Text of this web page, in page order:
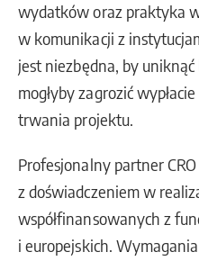
wydatków oraz praktyka
w komunikacji z
jest niezbędna, by
mogłyby zagrozić
trwania projektu.
Profesjonalny partner
z doświadczeniem w
współfinansowanych z
i europejskich.